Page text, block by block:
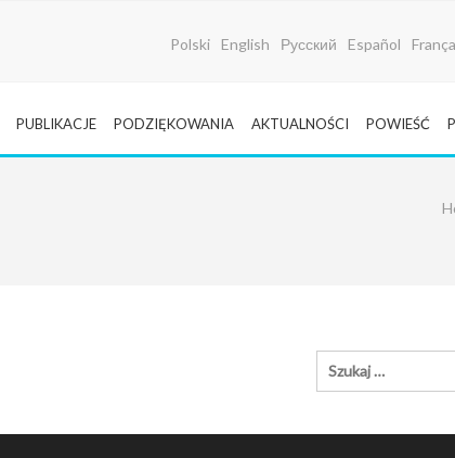
Polski English Русский Español
PUBLIKACJE PODZIĘKOWANIA AKTUALNOŚCI POWIEŚĆ